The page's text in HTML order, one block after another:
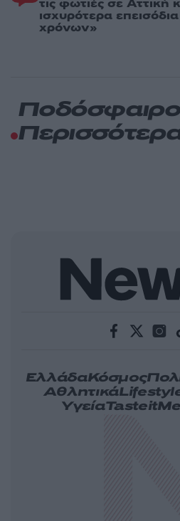
τις φωτιές σε Αττική
ισχυρότερα
χρόνων»
ΕλλάδαΚόσμος
Αθλητικά
ΥγείαTasteit